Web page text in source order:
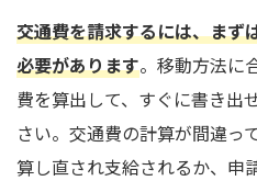
交通費を請求するには、まず
必要があります。移動方法に
費を算出して、すぐに書き出
さい。交通費の計算が間違っ
算し直され支給されるか、申